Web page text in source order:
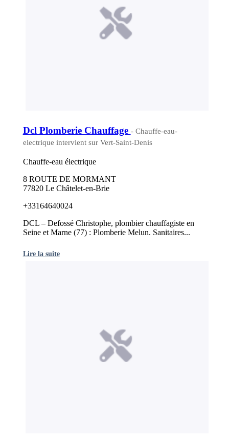
Dcl Plomberie Chauffage - Chauffe-eau-
electrique intervient sur Vert-Saint-Denis
Chauffe-eau électrique
8 ROUTE DE MORMANT
77820 Le Châtelet-en-Brie
+33164640024
DCL – Defossé Christophe, plombier chauffagiste en
Seine et Marne (77) : Plomberie Melun. Sanitaires...
Lire la suite